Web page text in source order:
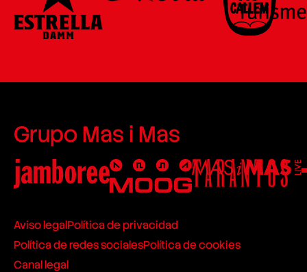
Grupo Mas i Mas
Aviso legalPolítica de privacidad
Política de redes socialesPolítica de cookies
Canal legal